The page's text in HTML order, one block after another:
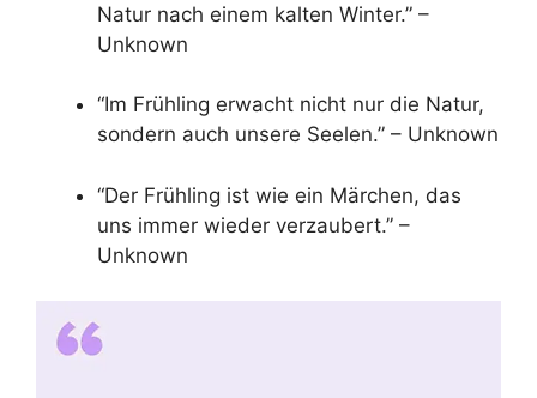
Natur nach einem kalten Winter.” –
Unknown
“Im Frühling erwacht nicht nur die Natur,
sondern auch unsere Seelen.” – Unknown
“Der Frühling ist wie ein Märchen, das
uns immer wieder verzaubert.” –
Unknown